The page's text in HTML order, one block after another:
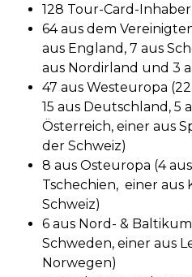
128 Tour-Card-
64 aus dem
aus England, 7 aus
aus Nordirland und 3
47 aus Westeuropa
15 aus Deutschland, 5
Österreich, einer aus
der Schweiz)
8 aus Osteuropa (4
Tschechien, einer aus
Schweiz)
6 aus Nord- &
Schweden, einer aus
Norwegen)